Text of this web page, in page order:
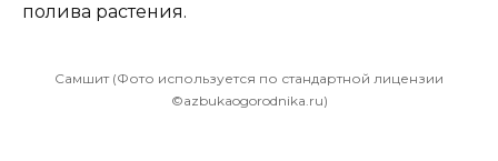
полива растения.
Самшит (Фото используется по стандартной лицензии
©azbukaogorodnika.ru)